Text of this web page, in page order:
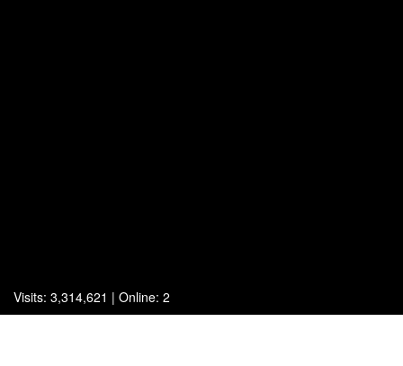
Visits: 3,314,621 | Online: 2